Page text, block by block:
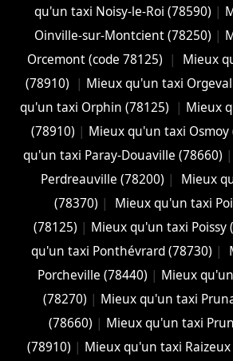
qu'un taxi Noisy-le-Roi (78590) |
Oinville-sur-Montcient (78250) |
Orcemont (code 78125)
|
Mieux
(78910)
| Mieux qu'un taxi
qu'un taxi Orphin (78125)
| Mieux
(78910) | Mieux qu'un taxi Osmoy
qu'un taxi Paray-Douaville (78660) |
Perdreauville (78200) |
Mieux
(78370) |
Mieux qu'un taxi
(78125) | Mieux qu'un taxi Poissy
qu'un taxi Ponthévrard (78730) |
Porcheville (78440) | Mieux
(78270) | Mieux qu'un taxi
(78660) | Mieux qu'un taxi
(78910) | Mieux qu'un taxi Raizeux